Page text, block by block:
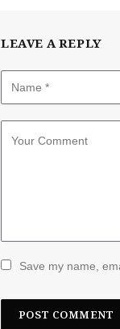
LEAVE A REPLY
Save my name,